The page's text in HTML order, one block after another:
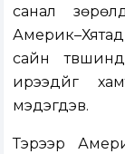
санал
сайн
ирээдүйг
мэдэгдэв.
Тэрээр